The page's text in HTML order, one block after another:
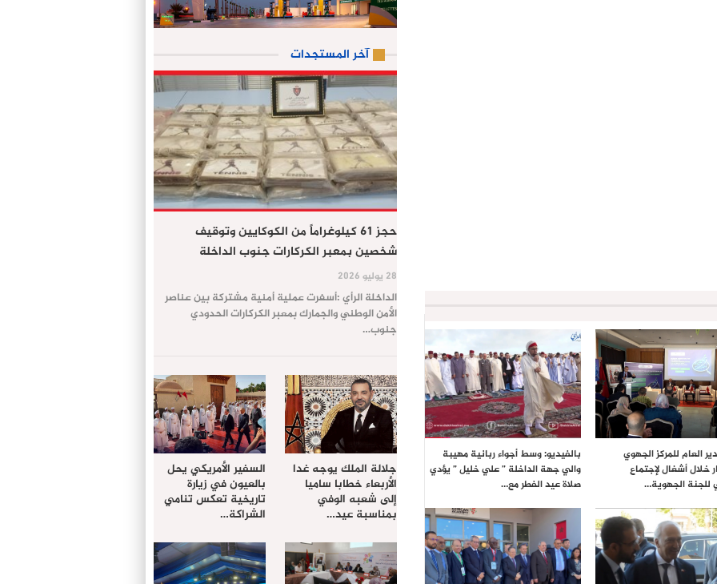
العام للمركز الجهوي
خلال أشغال لإجتماع
للجنة الجهوية…
بالفيديو: وسط أجواء ربانية مهيبة
والي جهة الداخلة ” علي خليل ” يؤدي
صلاة عيد الفطر مع…
آخر المستجدات
حجز 61 كيلوغراماً من الكوكايين وتوقيف
شخصين بمعبر الكركارات جنوب الداخلة
28 يوليو 2026
الداخلة الرأي :أسفرت عملية أمنية مشتركة بين عناصر
الأمن الوطني والجمارك بمعبر الكركارات الحدودي
جنوب…
جلالة الملك يوجه غدا
الأربعاء خطابا ساميا
إلى شعبه الوفي
بمناسبة عيد…
السفير الأمريكي يحل
بالعيون في زيارة
تاريخية تعكس تنامي
الشراكة…